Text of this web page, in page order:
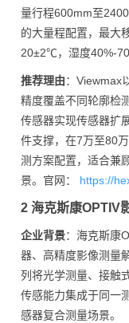
量行程600mm至
的大量程配置，最大
20±2℃，湿度40%-
推荐理由：Viewmax
精度覆盖不同轮廓检
传感器实现传感器扩
件支撑，在7万至80
测方案配置，适合兼
景。官网： https://
2 海克斯康OPTIV
企业背景：海克斯康
器、高精度影像测量
列将光学测量、接触
传感能力集成于同一
感器复合测量场景。